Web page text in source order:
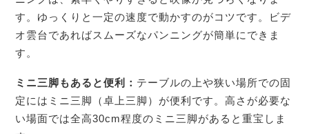
す。ゆっくりと一定の速度で動かすのがコツです。ビデ
オ雲台であればスムーズなパンニングが簡単にできま
す。
ミニ三脚もあると便利： テーブルの上や狭い場所での固
定にはミニ三脚（卓上三脚）が便利です。高さが必要な
い場面では全高30cm程度のミニ三脚があると重宝しま